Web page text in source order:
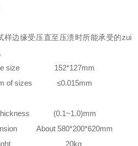
样边缘受压直至压溃时所能承受的zui
size
152*127mm
of sizes ≤0.015mm
(0.1~1.0)mm
About 580*200*620mm
20kg